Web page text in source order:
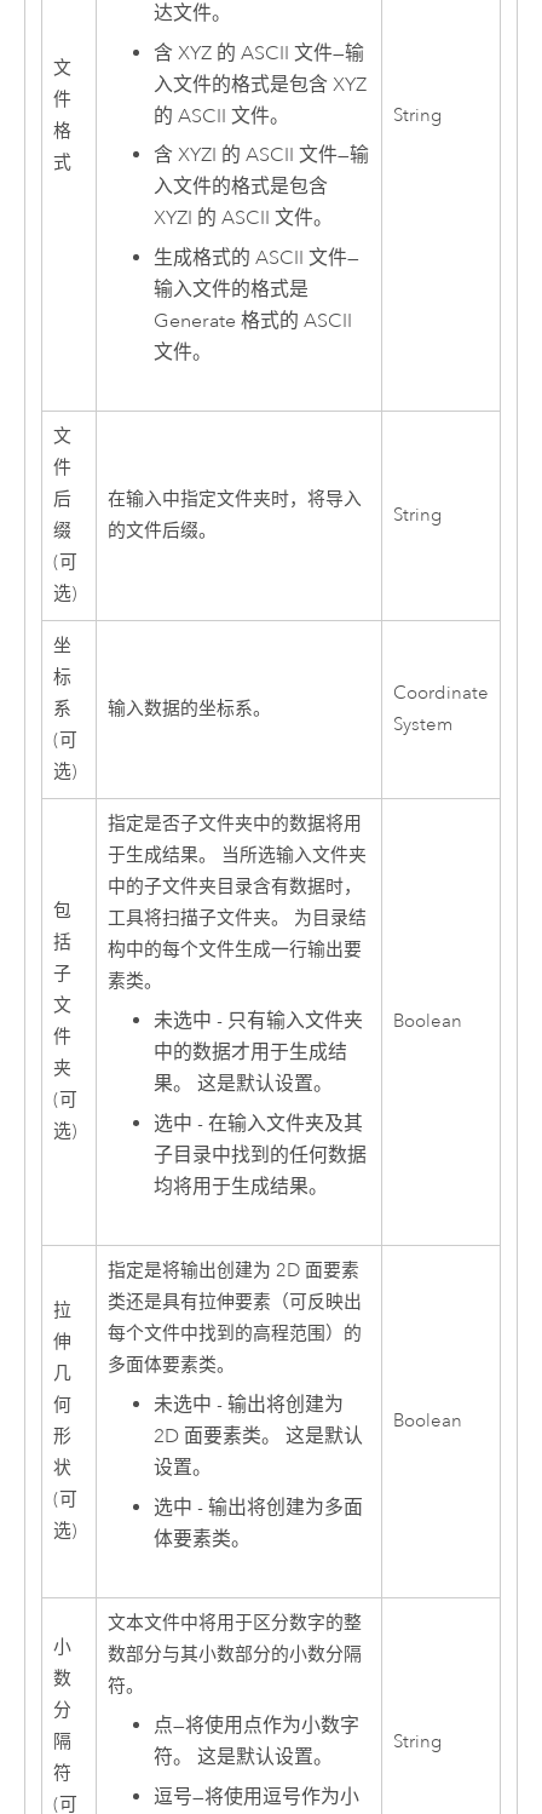
文
件
格
式
达文件。
含 XYZ 的 ASCII 文件—输
入文件的格式是包含 XYZ
的 ASCII 文件。
含 XYZI 的 ASCII 文件—输
入文件的格式是包含
XYZI 的 ASCII 文件。
生成格式的 ASCII 文件—
输入文件的格式是
Generate 格式的 ASCII
文件。
String
文
件
后
缀
(可
选)
在输入中指定文件夹时，将导入
的文件后缀。
String
坐
标
系
(可
选)
输入数据的坐标系。
Coordinate
System
包
括
子
文
件
夹
(可
选)
指定是否子文件夹中的数据将用
于生成结果。 当所选输入文件夹
中的子文件夹目录含有数据时，
工具将扫描子文件夹。 为目录结
构中的每个文件生成一行输出要
素类。
未选中 - 只有输入文件夹
中的数据才用于生成结
果。 这是默认设置。
选中 - 在输入文件夹及其
子目录中找到的任何数据
均将用于生成结果。
Boolean
拉
伸
几
何
形
状
(可
选)
指定是将输出创建为 2D 面要素
类还是具有拉伸要素（可反映出
每个文件中找到的高程范围）的
多面体要素类。
未选中 - 输出将创建为
2D 面要素类。 这是默认
设置。
选中 - 输出将创建为多面
体要素类。
Boolean
小
数
分
隔
符
(可
文本文件中将用于区分数字的整
数部分与其小数部分的小数分隔
符。
点—将使用点作为小数字
符。 这是默认设置。
逗号—将使用逗号作为小
String